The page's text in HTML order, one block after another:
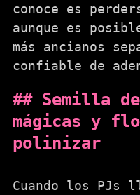
conoce es
aunque es
más ancianos
confiable de
Semilla
mágicas y
polinizar
Cuando los PJs